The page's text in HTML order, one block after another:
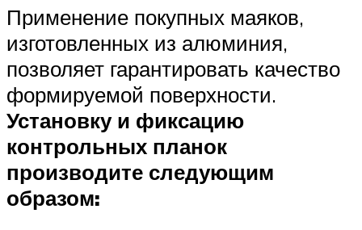
Применение покупных маяков,
изготовленных из алюминия,
позволяет гарантировать качество
формируемой поверхности.
Установку и фиксацию
контрольных планок
производите следующим
образом: